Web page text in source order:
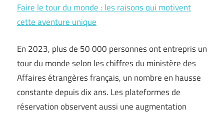
Faire le tour du monde : les raisons qui motivent
cette aventure unique
En 2023, plus de 50 000 personnes ont entrepris un
tour du monde selon les chiffres du ministère des
Affaires étrangères français, un nombre en hausse
constante depuis dix ans. Les plateformes de
réservation observent aussi une augmentation